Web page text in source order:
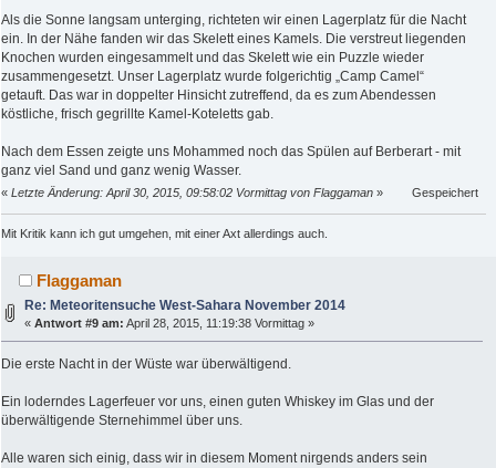
Als die Sonne langsam unterging, richteten wir einen Lagerplatz für die Nacht
ein. In der Nähe fanden wir das Skelett eines Kamels. Die verstreut liegenden
Knochen wurden eingesammelt und das Skelett wie ein Puzzle wieder
zusammengesetzt. Unser Lagerplatz wurde folgerichtig „Camp Camel“
getauft. Das war in doppelter Hinsicht zutreffend, da es zum Abendessen
köstliche, frisch gegrillte Kamel-Koteletts gab.
Nach dem Essen zeigte uns Mohammed noch das Spülen auf Berberart - mit
ganz viel Sand und ganz wenig Wasser.
« Letzte Änderung: April 30, 2015, 09:58:02 Vormittag von Flaggaman » Gespeichert
Mit Kritik kann ich gut umgehen, mit einer Axt allerdings auch.
Flaggaman
Re: Meteoritensuche West-Sahara November 2014
«Antwort #9 am: April 28, 2015, 11:19:38 Vormittag »
Die erste Nacht in der Wüste war überwältigend.
Ein loderndes Lagerfeuer vor uns, einen guten Whiskey im Glas und der
überwältigende Sternehimmel über uns.
Alle waren sich einig, dass wir in diesem Moment nirgends anders sein